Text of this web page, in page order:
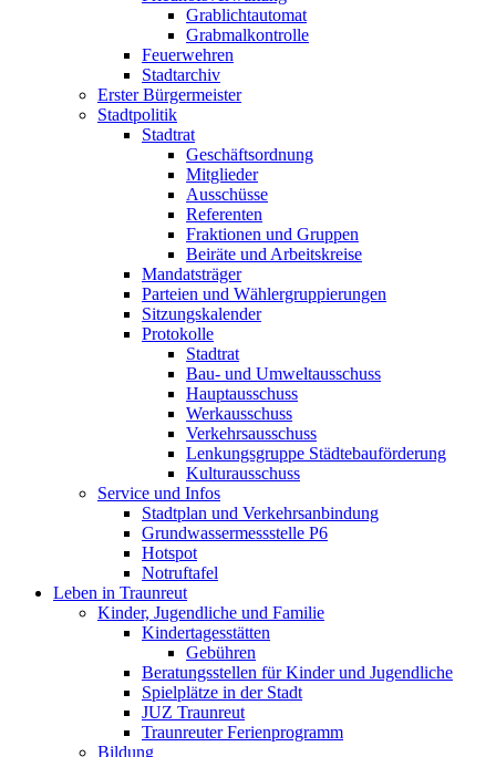
Grablichtautomat
Grabmalkontrolle
Feuerwehren
Stadtarchiv
Erster Bürgermeister
Stadtpolitik
Stadtrat
Geschäftsordnung
Mitglieder
Ausschüsse
Referenten
Fraktionen und Gruppen
Beiräte und Arbeitskreise
Mandatsträger
Parteien und Wählergruppierungen
Sitzungskalender
Protokolle
Stadtrat
Bau- und Umweltausschuss
Hauptausschuss
Werkausschuss
Verkehrsausschuss
Lenkungsgruppe Städtebauförderung
Kulturausschuss
Service und Infos
Stadtplan und Verkehrsanbindung
Grundwassermessstelle P6
Hotspot
Notruftafel
Leben in Traunreut
Kinder, Jugendliche und Familie
Kindertagesstätten
Gebühren
Beratungsstellen für Kinder und Jugendliche
Spielplätze in der Stadt
JUZ Traunreut
Traunreuter Ferienprogramm
Bildung